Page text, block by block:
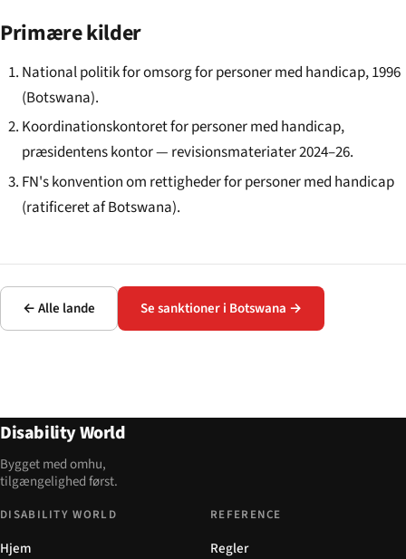
Primære kilder
National politik for omsorg for personer med handicap, 1996
(Botswana).
Koordinationskontoret for personer med handicap,
præsidentens kontor — revisionsmateriater 2024–26.
FN's konvention om rettigheder for personer med handicap
(ratificeret af Botswana).
← Alle lande Se sanktioner i Botswana →
Disability World
Bygget med omhu,
tilgængelighed først.
DISABILITY WORLD
Hjem
REFERENCE
Regler